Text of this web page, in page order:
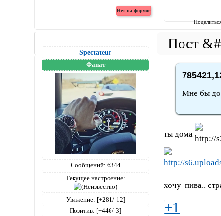
Spectateur
Фанат
Сообщений: 6344
Текущее настроение:
Уважение: [+281/-12]
Позитив: [+446/-3]
Мне бы
ты дома
хочу пива..
+1